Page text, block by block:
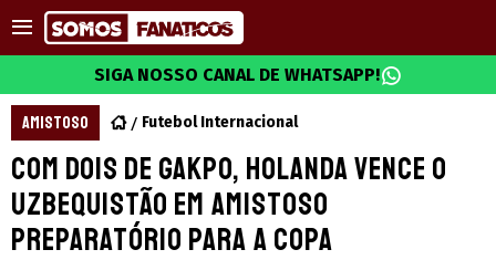
SIGA NOSSO CANAL DE WHATSAPP!
AMISTOSO Futebol Internacional
Com dois de Gakpo, Holanda vence o
Uzbequistão em amistoso
preparatório para a Copa